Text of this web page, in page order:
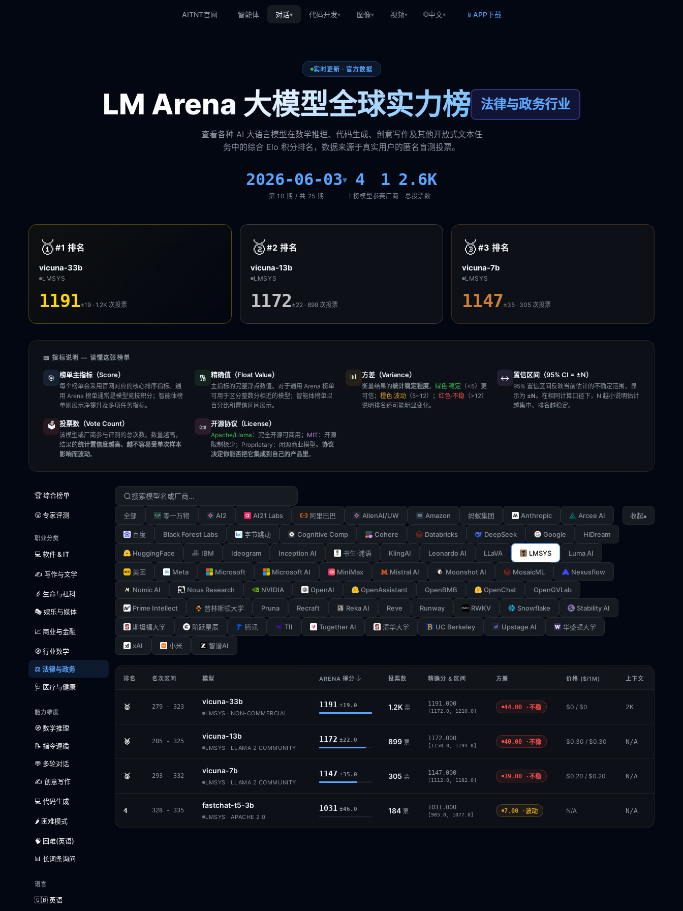
AITNT官网 智能体 对话▾ 代码开发▾ 图像▾ 视频▾ 🌐中文▾ 📱 APP下载
实时更新 · 官方数据
LM Arena 大模型全球实力榜 法律与政务行业
查看各种 AI 大语言模型在数学推理、代码生成、创意写作及其他开放式文本任
务中的综合 Elo 积分排名，数据来源于真实用户的匿名盲测投票。
2026-06-03▾
第 10 期 / 共 25 期
4
上榜模型
1
参赛厂商
2.6K
总投票数
🥇 #1排名
vicuna-33b
LMSYS
1191±19 · 1.2K次投票
🥈 #2排名
vicuna-13b
LMSYS
1172±22 · 899次投票
🥉 #3排名
vicuna-7b
LMSYS
1147±35 · 305次投票
📖 指标说明 — 读懂这张榜单
🎯 榜单主指标（Score）
每个榜单会采用官网对应的核心排序指标。通
用 Arena 榜单通常是模型竞技积分；智能体榜
单则展示净提升及多项任务指标。
🔢 精确值（Float Value）
主指标的完整浮点数值。对于通用 Arena 榜单
可用于区分整数分相近的模型；智能体榜单以
百分比和置信区间展示。
📊 方差（Variance）
衡量结果的统计稳定程度。 绿色·稳定 （<5）更
可信； 橙色·波动 （5~12）； 红色·不稳 （>12）
说明排名还可能明显变化。
↔️ 置信区间（95% CI = ±N）
95% 置信区间反映当前估计的不确定范围，显
示为 ±N。在相同计算口径下，N 越小说明估计
越集中、排名越稳定。
🗳️ 投票数（Vote Count）
该模型或厂商参与评测的总次数。数量越高，
结果的统计置信度越高、越不容易受单次样本
影响而波动。
📜 开源协议（License）
Apache/Llama ：完全开源可商用； MIT ：开源
限制极少； Proprietary ：闭源商业模型。 协议
决定你能否把它集成到自己的产品里。
🏆 综合榜单
😤 专家评测
职业分类
💻 软件 & IT
✍️ 写作与文学
🔬 生命与社科
🎭 娱乐与媒体
📈 商业与金融
🧭 行业数学
⚖️ 法律与政务
🩺 医疗与健康
能力维度
🧭 数学推理
📝 指令遵循
💬 多轮对话
✍️ 创意写作
💻 代码生成
🌶️ 困难模式
🧠 困难(英语)
📊 长词条询问
语言
🇬🇧 英语
全部 零一万物 AI2 AI21 Labs 阿里巴巴 AllenAI/UW Amazon 蚂蚁集团 Anthropic Arcee AI
百度 Black Forest Labs 字节跳动 Cognitive Comp Cohere Databricks DeepSeek Google HiDream
HuggingFace IBM Ideogram Inception AI 书生·浦语 KlingAI Leonardo AI LLaVA LMSYS Luma AI
美团 Meta Microsoft Microsoft AI MiniMax Mistral AI Moonshot AI MosaicML Nexusflow
Nomic AI Nous Research NVIDIA OpenAI OpenAssistant OpenBMB OpenChat OpenGVLab
Prime Intellect 普林斯顿大学 Pruna Recraft Reka AI Reve Runway RWKV Snowflake Stability AI
斯坦福大学 阶跃星辰 腾讯 TII Together AI 清华大学 UC Berkeley Upstage AI 华盛顿大学
xAI 小米 智谱AI
收起▴
排名 名次区间 模型 ARENA 得分 投票数 精确分 & 区间 方差 价格 ($/1M) 上下文
🥇 279 - 323
vicuna-33b
LMSYS · NON-COMMERCIAL
1191 ±19.0 1.2K 票
1191.000
[1172.0, 1210.0]
44.00 ·不稳 $0 / $0 2K
🥈 285 - 325
vicuna-13b
LMSYS · LLAMA 2 COMMUNITY
1172 ±22.0 899 票
1172.000
[1150.0, 1194.0]
40.00 ·不稳 $0.30 / $0.30 N/A
🥉 293 - 332
vicuna-7b
LMSYS · LLAMA 2 COMMUNITY
1147 ±35.0 305 票
1147.000
[1112.0, 1182.0]
39.00 ·不稳 $0.20 / $0.20 N/A
4 328 - 335
fastchat-t5-3b
LMSYS · APACHE 2.0
1031 ±46.0 184 票
1031.000
[985.0, 1077.0]
7.00 ·波动 N/A N/A